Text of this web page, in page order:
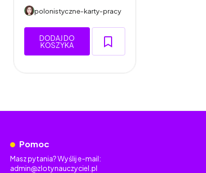
polonistyczne-karty-pracy
DODAJ DO
KOSZYKA
Pomoc
Masz pytania? Wyślij e-mail:
admin@zlotynauczyciel.pl